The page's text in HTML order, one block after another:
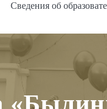
Сведения об